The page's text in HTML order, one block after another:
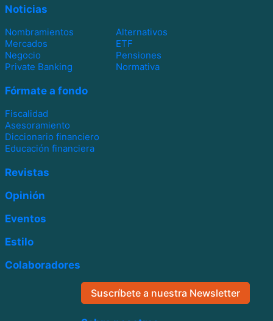
Noticias
Nombramientos
Alternativos
Mercados
ETF
Negocio
Pensiones
Private Banking
Normativa
Fórmate a fondo
Fiscalidad
Asesoramiento
Diccionario financiero
Educación financiera
Revistas
Opinión
Eventos
Estilo
Colaboradores
Suscríbete a nuestra Newsletter